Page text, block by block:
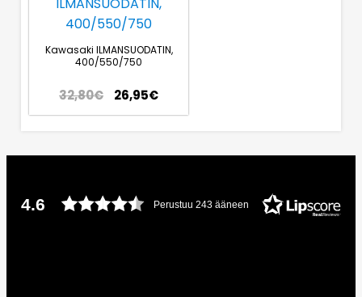
Kawasaki ILMANSUODATIN,
400/550/750
32,80€ 26,95€
4.6 Perustuu 243 ääneen